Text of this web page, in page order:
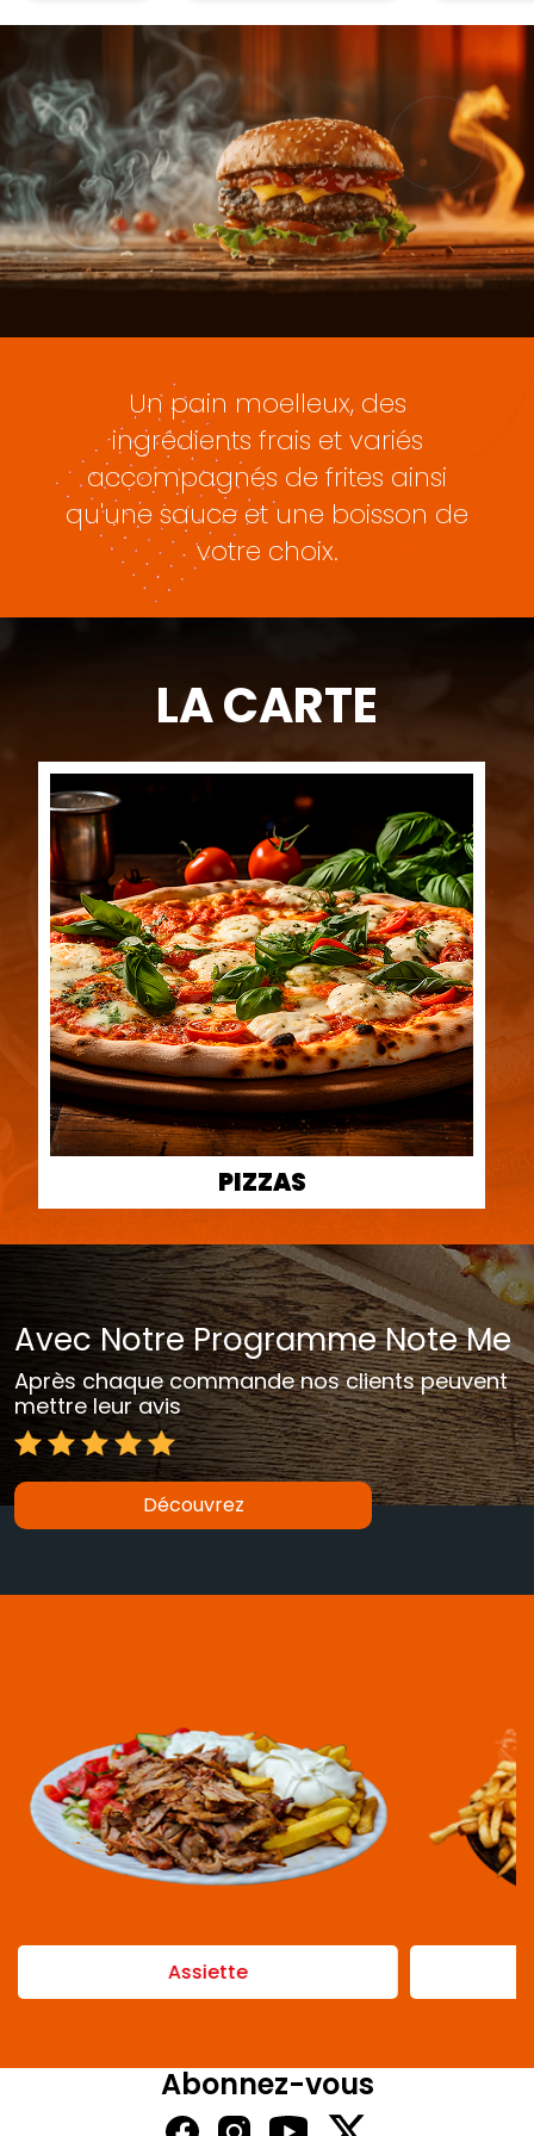
Un pain moelleux, des
ingrédients frais et variés
accompagnés de frites ainsi
qu'une sauce et une boisson de
votre choix.
LA CARTE
PIZZAS
Avec Notre Programme Note Me
Après chaque commande nos clients peuvent
mettre leur avis
Découvrez
Assiette
Abonnez-vous